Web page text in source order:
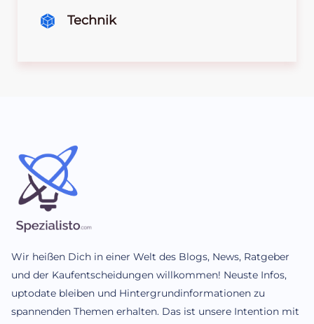
Technik
Wir heißen Dich in einer Welt des Blogs, News, Ratgeber
und der Kaufentscheidungen willkommen! Neuste Infos,
uptodate bleiben und Hintergrundinformationen zu
spannenden Themen erhalten. Das ist unsere Intention mit